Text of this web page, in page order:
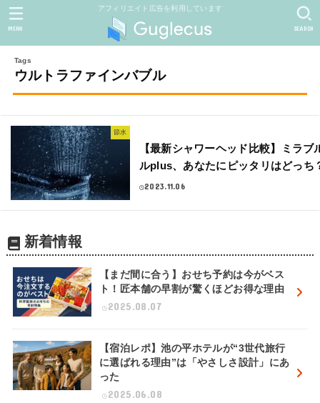
アフィリエイト広告を利用しています
SEARCH
MENU
ウルトラファインバブル
節水
【最新シャワーヘッド比較】ミラ
ルplus、あなたにピッタリはどっち
2023.11.06
新着情報
【まだ間に合う】おせち予約は今がベス
ト！匠本舗の早割が驚くほどお得な理由
2025.08.07
【宿泊レポ】池の平ホテルが“3世代旅行
に選ばれる理由”は「やさしさ設計」にあ
った
2025.06.08